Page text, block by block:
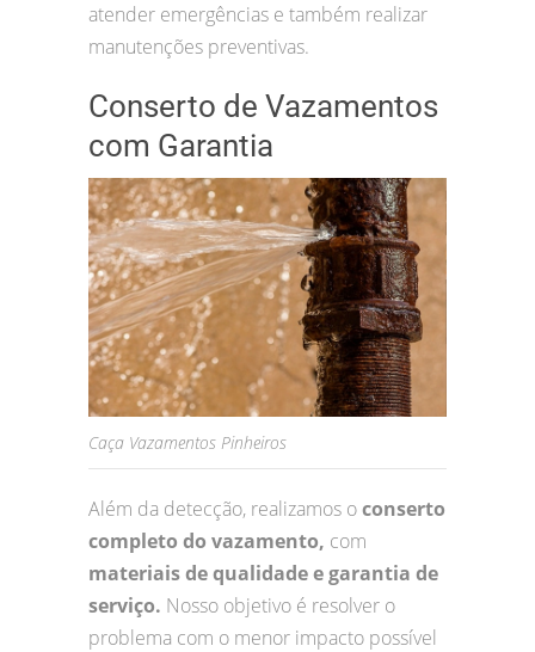
atender emergências e também realizar
manutenções preventivas.
Conserto de Vazamentos
com Garantia
Caça Vazamentos Pinheiros
Além da detecção, realizamos oconserto
completo do vazamento, com
materiais de qualidade e garantia de
serviço. Nosso objetivo é resolver o
problema com o menor impacto possível